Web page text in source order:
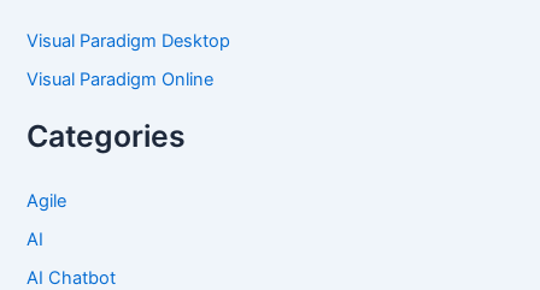
Visual Paradigm Desktop
Visual Paradigm Online
Categories
Agile
AI
AI Chatbot